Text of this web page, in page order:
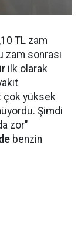
TL zam
zam sonrası
ilk olarak
çok yüksek
Şimdi
zor"
benzin